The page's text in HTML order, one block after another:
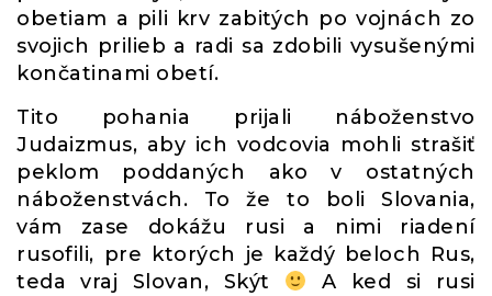
obetiam a pili krv zabitých po vojnách zo
svojich prilieb a radi sa zdobili vysušenými
končatinami obetí.
Tito pohania prijali náboženstvo
Judaizmus, aby ich vodcovia mohli strašiť
peklom poddaných ako v ostatných
náboženstvách. To že to boli Slovania,
vám zase dokážu rusi a nimi riadení
rusofili, pre ktorých je každý beloch Rus,
teda vraj Slovan, Skýt
A ked si rusi